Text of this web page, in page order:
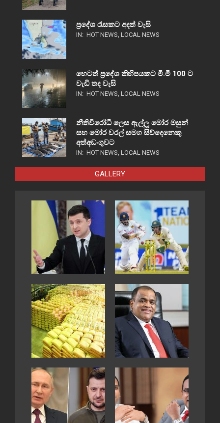
ප්‍රදේශ රැසකට අදත් වැසි
IN: HOT NEWS LOCAL NEWS
හෙටත් ප්‍රදේශ කිහිපයකට මි.මී 100 ට
වැඩි තද වැසි
IN: HOT NEWS LOCAL NEWS
නීතිවිරෝධී ලෙස ඇල්ලූ මෝර මසුන්
සහ මෝර වරල් සමග සිව්දෙනෙකු
අත්අඩංගුවට
IN: HOT NEWS LOCAL NEWS
GALLERY